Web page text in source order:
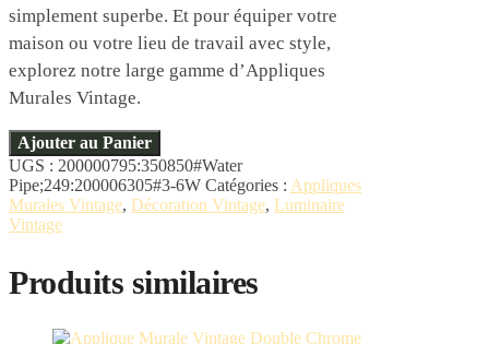
simplement superbe. Et pour équiper votre
maison ou votre lieu de travail avec style,
explorez notre large gamme d’Appliques
Murales Vintage.
Ajouter au Panier
UGS : 200000795:350850#Water
Pipe;249:200006305#3-6W Catégories : Appliques
Murales Vintage, Décoration Vintage, Luminaire
Vintage
Produits similaires